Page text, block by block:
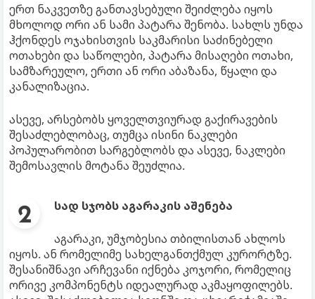
ერთ ნაკვეთზე განთავსებული შეიძლება იყოს
მხოლოდ ორი ან სამი პატარა შენობა. სახლს უნდა
ჰქონდეს ოჯახისთვის საკმარისი საძინებელი
ოთახები და საწოლები, პატარა მისაღები ოთახი,
სამზარეულო, ერთი ან ორი აბაზანა, წყალი და
კანალიზაცია.
ასევე, არსებობს ყოველთვიურად გაქირავების
შესაძლებლობაც, თუმცა ისინი ნაკლები
პოპულარობით სარგებლობს და ასევე, ნაკლები
შემოსავლის მოტანა შეუძლია.
სად სჯობს აგარაკის აშენება
აგარაკი, უმჯობესია თბილისთან ახლოს
იყოს. ან რომელიმე სახელგანთქმულ კურორტზე.
შესანიშნავი არჩევანი იქნება კოჯორი, რომელიც
ორივე კომპონენტს იდეალურად აკმაყოფილებს.